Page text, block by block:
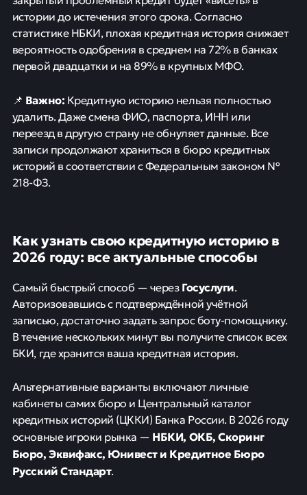
истории до истечения этого срока. Согласно
статистике НБКИ, плохая кредитная история снижает
вероятность одобрения в среднем на 72% в банках
первой двадцатки и на 89% в крупных МФО.
📌 Важно: Кредитную историю нельзя полностью
удалить. Даже смена ФИО, паспорта, ИНН или
переезд в другую страну не обнуляет данные. Все
записи продолжают храниться в бюро кредитных
историй в соответствии с Федеральным законом №
218-ФЗ.
Как узнать свою кредитную историю в
2026 году: все актуальные способы
Самый быстрый способ — черезГосуслуги.
Авторизовавшись с подтверждённой учётной
записью, достаточно задать запрос боту-помощнику.
В течение нескольких минут вы получите список всех
БКИ, где хранится ваша кредитная история.
Альтернативные варианты включают личные
кабинеты самих бюро и Центральный каталог
кредитных историй (ЦККИ) Банка России. В 2026 году
основные игроки рынка — НБКИ, ОКБ, Скоринг
Бюро, Эквифакс, Юнивест и Кредитное Бюро
Русский Стандарт.